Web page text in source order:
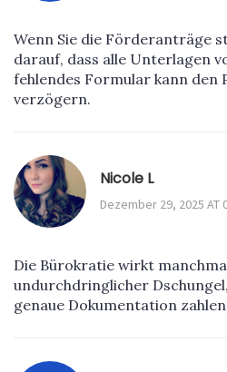
Wenn Sie die Förderanträge
darauf, dass alle Unterlagen
fehlendes Formular kann den
verzögern.
Nicole L
Dezember 29, 2025 AT
Die Bürokratie wirkt
undurchdringlicher
genaue Dokumentation